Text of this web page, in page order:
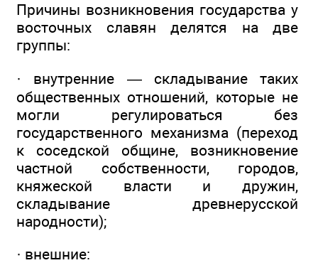
Причины возникновения государства у
восточных славян делятся на две
группы:
· внутренние — складывание таких
общественных отношений, которые не
могли регулироваться без
государственного механизма (переход
к соседской общине, возникновение
частной собственности, городов,
княжеской власти и дружин,
складывание древнерусской
народности);
· внешние: